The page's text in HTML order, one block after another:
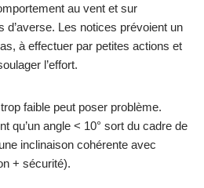
au vent et sur
d’averse. Les notices prévoient un
à effectuer par petites actions et
l’effort.
faible peut poser problème.
qu’un angle < 10° sort du cadre de
inclinaison cohérente avec
+ sécurité).